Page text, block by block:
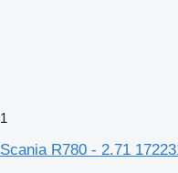
1
Scania R780 - 2.71